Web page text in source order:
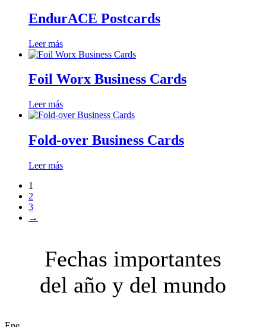
EndurACE Postcards
Leer más
Foil Worx Business Cards
Leer más
Fold-over Business Cards
Leer más
1
2
3
→
Fechas importantes
del año y del mundo